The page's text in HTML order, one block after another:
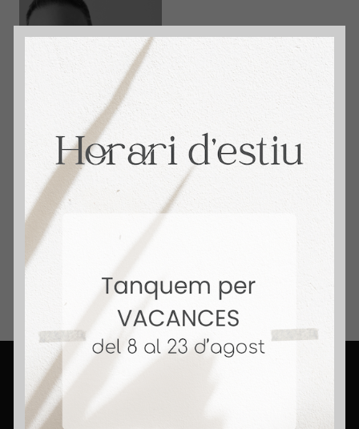
immosantmarti
David Aceituno. + 14 años Vendiendo Hogares.
4,9 🌟 Reseñas en Google. Tu Agente
Inmobiliario.